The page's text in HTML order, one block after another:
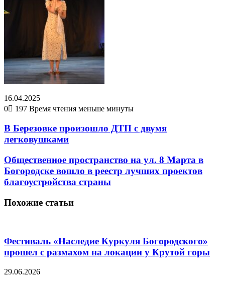
16.04.2025
0
197 Время чтения меньше минуты
В Березовке произошло ДТП с двумя
легковушками
Общественное пространство на ул. 8 Марта в
Богородске вошло в реестр лучших проектов
благоустройства страны
Похожие статьи
Фестиваль «Наследие Куркуля Богородского»
прошел с размахом на локации у Крутой горы
29.06.2026